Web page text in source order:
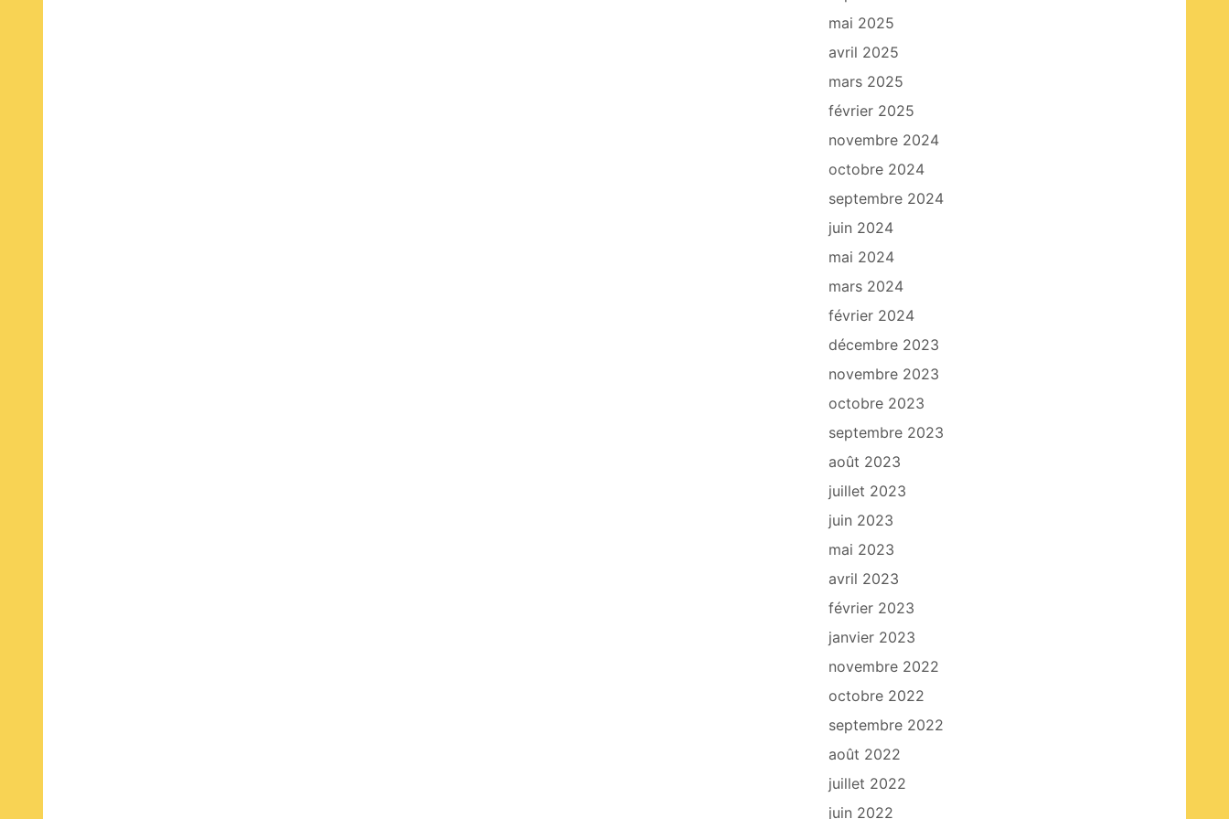
mai 2025
avril 2025
mars 2025
février 2025
novembre 2024
octobre 2024
septembre 2024
juin 2024
mai 2024
mars 2024
février 2024
décembre 2023
novembre 2023
octobre 2023
septembre 2023
août 2023
juillet 2023
juin 2023
mai 2023
avril 2023
février 2023
janvier 2023
novembre 2022
octobre 2022
septembre 2022
août 2022
juillet 2022
juin 2022